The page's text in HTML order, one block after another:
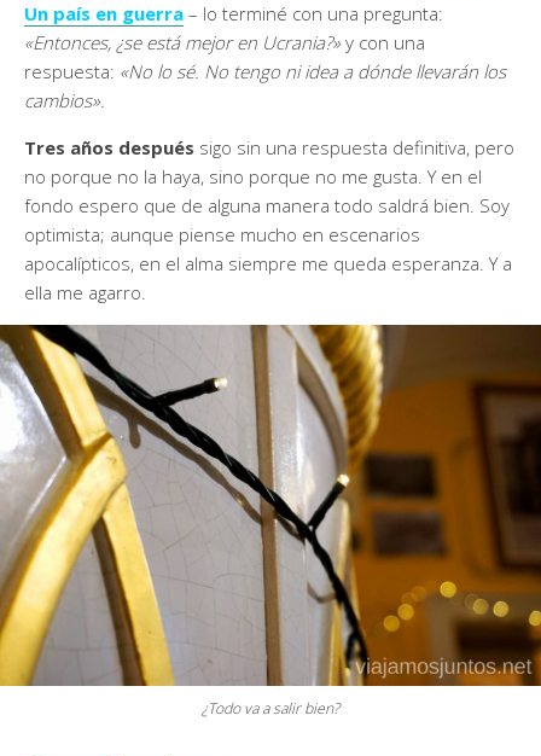
Un país en guerra – lo terminé con una pregunta:
«Entonces, ¿se está mejor en Ucrania?» y con una
respuesta: «No lo sé. No tengo ni idea a dónde llevarán los
cambios».
Tres años después sigo sin una respuesta definitiva, pero
no porque no la haya, sino porque no me gusta. Y en el
fondo espero que de alguna manera todo saldrá bien. Soy
optimista; aunque piense mucho en escenarios
apocalípticos, en el alma siempre me queda esperanza. Y a
ella me agarro.
¿Todo va a salir bien?